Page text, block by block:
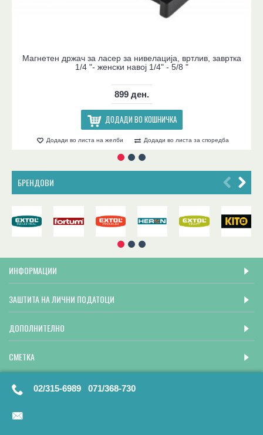
Магнетен држач за ласер за нивелација, вртлив, завртка
1/4 "- женски навој 1/4" - 5/8 "
899 ден.
ДОДАДИ ВО КОШНИЧКА
Додади во листа на желби Додади во листа за споредба
БРЕНДОВИ
ИНФОРМАЦИИ
ЗАШТИТА НА ЛИЧНИ ПОДАТОЦИ
ДОПОЛНИТЕЛНО
СМЕТКА
02/315-6989 071/368-730